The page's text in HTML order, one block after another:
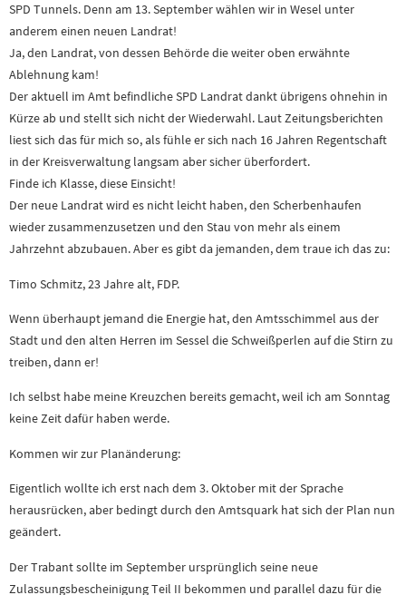
SPD Tunnels. Denn am 13. September wählen wir in Wesel unter
anderem einen neuen Landrat!
Ja, den Landrat, von dessen Behörde die weiter oben erwähnte
Ablehnung kam!
Der aktuell im Amt befindliche SPD Landrat dankt übrigens ohnehin in
Kürze ab und stellt sich nicht der Wiederwahl. Laut Zeitungsberichten
liest sich das für mich so, als fühle er sich nach 16 Jahren Regentschaft
in der Kreisverwaltung langsam aber sicher überfordert.
Finde ich Klasse, diese Einsicht!
Der neue Landrat wird es nicht leicht haben, den Scherbenhaufen
wieder zusammenzusetzen und den Stau von mehr als einem
Jahrzehnt abzubauen. Aber es gibt da jemanden, dem traue ich das zu:
Timo Schmitz, 23 Jahre alt, FDP.
Wenn überhaupt jemand die Energie hat, den Amtsschimmel aus der
Stadt und den alten Herren im Sessel die Schweißperlen auf die Stirn zu
treiben, dann er!
Ich selbst habe meine Kreuzchen bereits gemacht, weil ich am Sonntag
keine Zeit dafür haben werde.
Kommen wir zur Planänderung:
Eigentlich wollte ich erst nach dem 3. Oktober mit der Sprache
herausrücken, aber bedingt durch den Amtsquark hat sich der Plan nun
geändert.
Der Trabant sollte im September ursprünglich seine neue
Zulassungsbescheinigung Teil II bekommen und parallel dazu für die